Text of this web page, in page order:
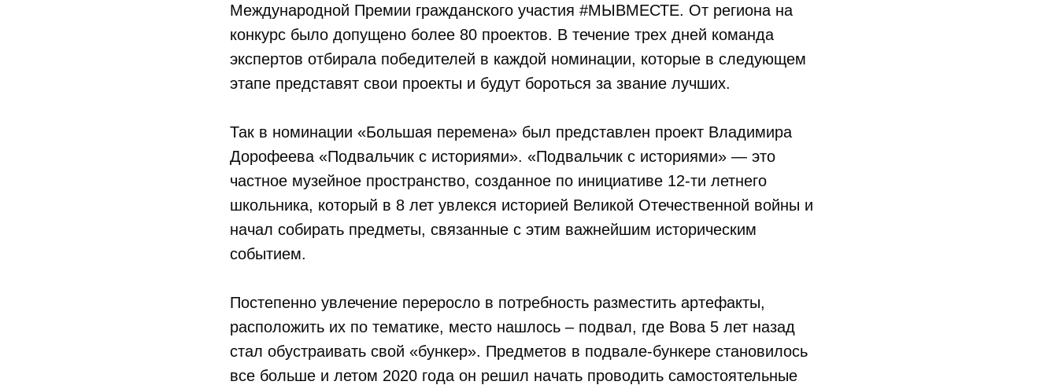
Международной Премии гражданского участия #МЫВМЕСТЕ. От региона на
конкурс было допущено более 80 проектов. В течение трех дней команда
экспертов отбирала победителей в каждой номинации, которые в следующем
этапе представят свои проекты и будут бороться за звание лучших.
Так в номинации «Большая перемена» был представлен проект Владимира
Дорофеева «Подвальчик с историями». «Подвальчик с историями» — это
частное музейное пространство, созданное по инициативе 12-ти летнего
школьника, который в 8 лет увлекся историей Великой Отечественной войны и
начал собирать предметы, связанные с этим важнейшим историческим
событием.
Постепенно увлечение переросло в потребность разместить артефакты,
расположить их по тематике, место нашлось – подвал, где Вова 5 лет назад
стал обустраивать свой «бункер». Предметов в подвале-бункере становилось
все больше и летом 2020 года он решил начать проводить самостоятельные